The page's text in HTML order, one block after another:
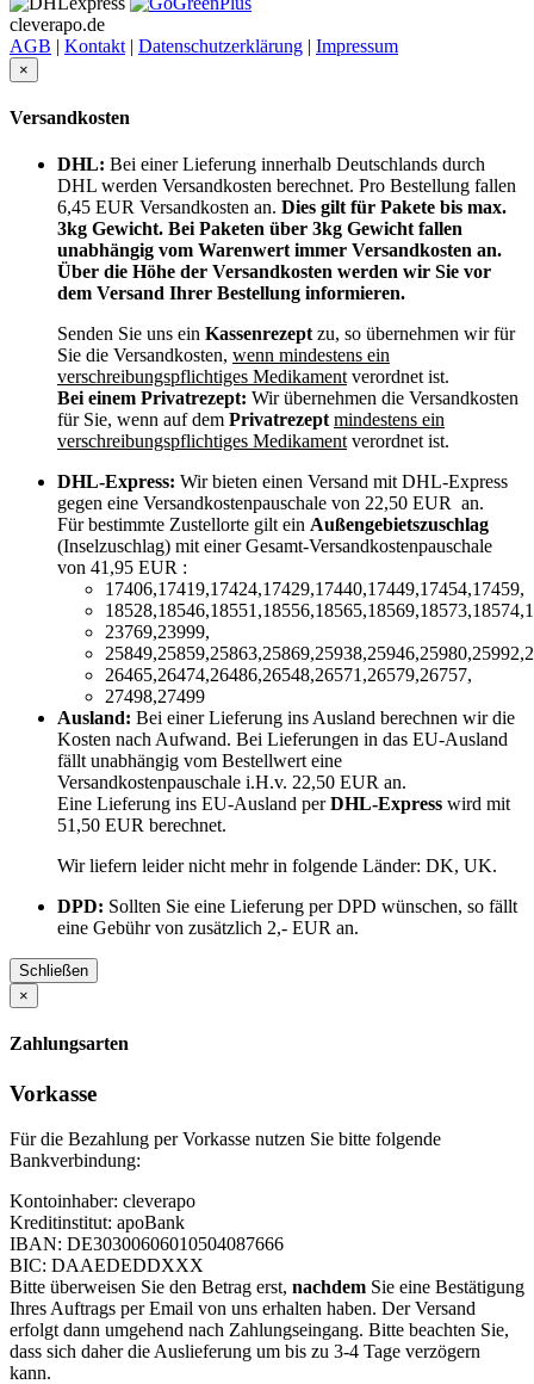
cleverapo.de
AGB | Kontakt | Datenschutzerklärung | Impressum
×
Versandkosten
DHL: Bei einer Lieferung innerhalb Deutschlands durch
DHL werden Versandkosten berechnet. Pro Bestellung fallen
6,45 EUR Versandkosten an. Dies gilt für Pakete bis max.
3kg Gewicht. Bei Paketen über 3kg Gewicht fallen
unabhängig vom Warenwert immer Versandkosten an.
Über die Höhe der Versandkosten werden wir Sie vor
dem Versand Ihrer Bestellung informieren.
Senden Sie uns ein Kassenrezept zu, so übernehmen wir für
Sie die Versandkosten, wenn mindestens ein
verschreibungspflichtiges Medikament verordnet ist.
Bei einem Privatrezept: Wir übernehmen die Versandkosten
für Sie, wenn auf dem Privatrezept mindestens ein
verschreibungspflichtiges Medikament verordnet ist.
DHL-Express: Wir bieten einen Versand mit DHL-Express
gegen eine Versandkostenpauschale von 22,50 EUR an.
Für bestimmte Zustellorte gilt ein Außengebietszuschlag
(Inselzuschlag) mit einer Gesamt-Versandkostenpauschale
von 41,95 EUR :
17406,17419,17424,17429,17440,17449,17454,17459,
23769,23999,
26465,26474,26486,26548,26571,26579,26757,
27498,27499
Ausland: Bei einer Lieferung ins Ausland berechnen wir die
Kosten nach Aufwand. Bei Lieferungen in das EU-Ausland
fällt unabhängig vom Bestellwert eine
Versandkostenpauschale i.H.v. 22,50 EUR an.
Eine Lieferung ins EU-Ausland perDHL-Express wird mit
51,50 EUR berechnet.
Wir liefern leider nicht mehr in folgende Länder: DK, UK.
DPD: Sollten Sie eine Lieferung per DPD wünschen, so fällt
eine Gebühr von zusätzlich 2,- EUR an.
Schließen
×
Zahlungsarten
Vorkasse
Für die Bezahlung per Vorkasse nutzen Sie bitte folgende
Bankverbindung:
Kontoinhaber: cleverapo
Kreditinstitut: apoBank
IBAN: DE30300606010504087666
BIC: DAAEDEDDXXX
Bitte überweisen Sie den Betrag erst, nachdem Sie eine Bestätigung
Ihres Auftrags per Email von uns erhalten haben. Der Versand
erfolgt dann umgehend nach Zahlungseingang. Bitte beachten Sie,
dass sich daher die Auslieferung um bis zu 3-4 Tage verzögern
kann.